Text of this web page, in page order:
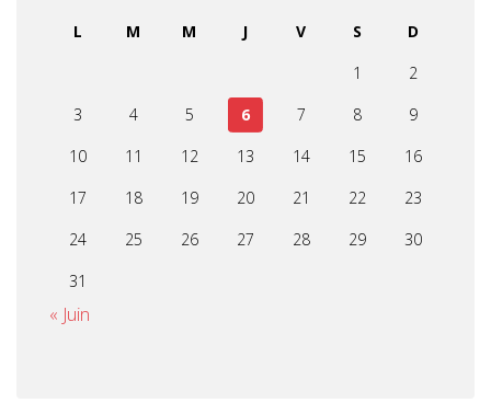
L M M J V S
D
1
2
3
4 5 6 7 8
9
10
11 12 13 14 15
16
17
18 19 20 21 22
23
24
25 26 27 28 29
30
31
« Juin